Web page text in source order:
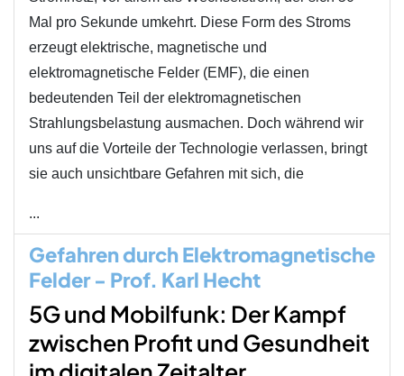
Mal pro Sekunde umkehrt. Diese Form des Stroms
erzeugt elektrische, magnetische und
elektromagnetische Felder (EMF), die einen
bedeutenden Teil der elektromagnetischen
Strahlungsbelastung ausmachen. Doch während wir
uns auf die Vorteile der Technologie verlassen, bringt
sie auch unsichtbare Gefahren mit sich, die
...
Gefahren durch Elektromagnetische
Felder - Prof. Karl Hecht
5G und Mobilfunk: Der Kampf
zwischen Profit und Gesundheit